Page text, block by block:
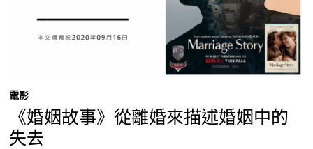
電影
《婚姻故事》從離婚來描述婚姻中的
失去